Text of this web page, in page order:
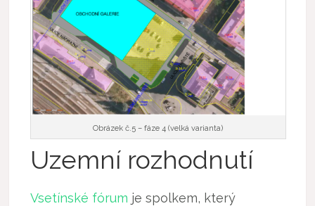
Obrázek č.5 – fáze 4 (velká varianta)
Uzemní rozhodnutí
Vsetínské fórum je spolkem, který